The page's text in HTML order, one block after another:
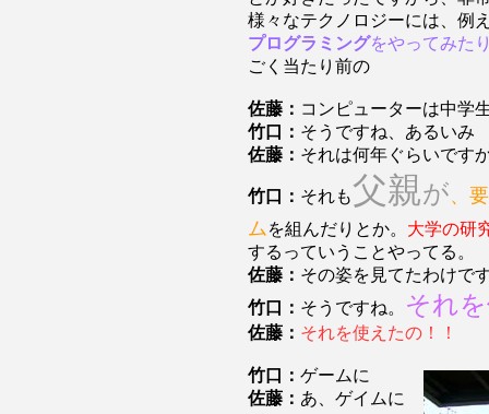
様々なテクノロジーには、例
プログラミングをやってみた
ごく当たり前の
佐藤： コンピューターは中学
竹口： そうですね、あるいみ
佐藤： それは何年ぐらいです
竹口： それも父親が、
ムを組んだりとか。 大学の研
するっていうことやってる。
佐藤： その姿を見てたわけで
竹口： そうですね。 それ
佐藤： それを使えたの！！
竹口： ゲームに
佐藤： あ、ゲイムに